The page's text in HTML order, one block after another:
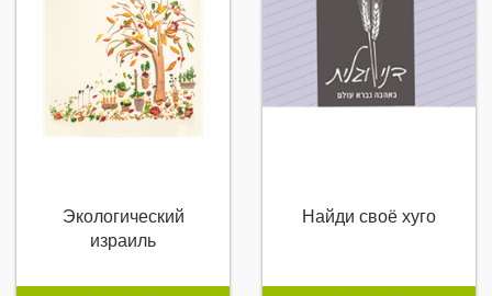
Найди своё хуго
Экологический
израиль